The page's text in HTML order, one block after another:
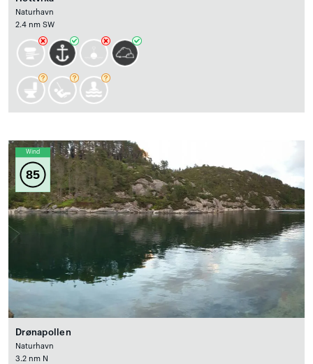
Naturhavn
2.4 nm SW
Wind
85
Drønapollen
Naturhavn
3.2 nm N